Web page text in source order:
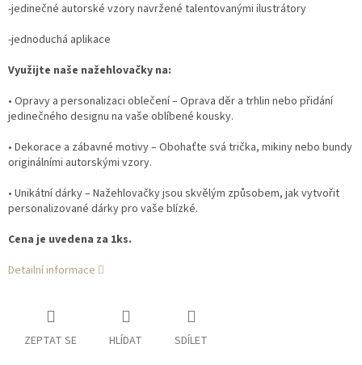
-jedinečné autorské vzory navržené talentovanými ilustrátory
-jednoduchá aplikace
Využijte naše nažehlovačky na:
• Opravy a personalizaci oblečení – Oprava děr a trhlin nebo přidání
jedinečného designu na vaše oblíbené kousky.
• Dekorace a zábavné motivy – Obohaťte svá trička, mikiny nebo bundy
originálními autorskými vzory.
• Unikátní dárky – Nažehlovačky jsou skvělým způsobem, jak vytvořit
personalizované dárky pro vaše blízké.
Cena je uvedena za 1ks.
Detailní informace
ZEPTAT SE HLÍDAT SDÍLET